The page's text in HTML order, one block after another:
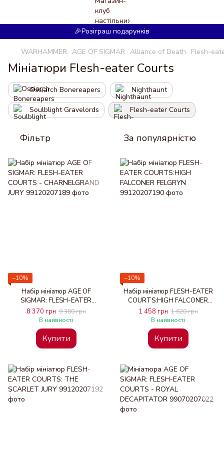
🎉Розіграш подарунків
WARHAMMER AGE OF SIGMAR Alliance of Death Flesh-
Мініатюри Flesh-eater Courts
Ossiarch Bonereapers Nighthaunt
Soulblight Gravelords Flesh-eater Courts
Фільтр За популярністю
−10%
Набір мініатюр AGE OF
SIGMAR: FLESH-EATER
COURTS - CHARNELGRAND
JURY
8 370 грн 9 300 грн
В наявності
Купити
−10%
Набір мініатюр FLESH-EATER
COURTS:HIGH FALCONER
FELGRYN
1 458 грн 1 620 грн
В наявності
Купити